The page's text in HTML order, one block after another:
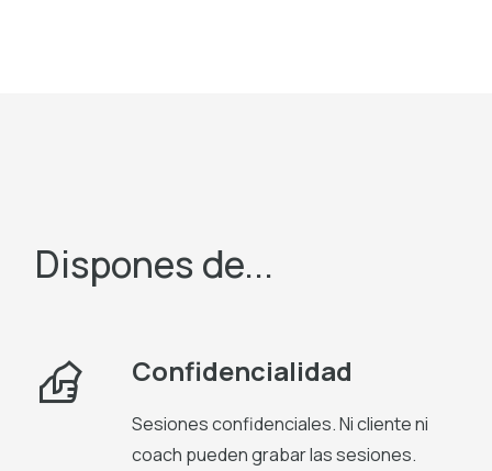
Dispones de...
Confidencialidad
Sesiones confidenciales. Ni cliente ni
coach pueden grabar las sesiones.